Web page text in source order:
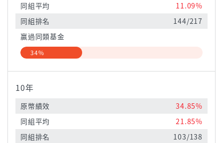
同組平均
11.09%
同組排名
144/217
贏過同類基金
34%
10年
原幣績效
34.85%
同組平均
21.85%
同組排名
103/138